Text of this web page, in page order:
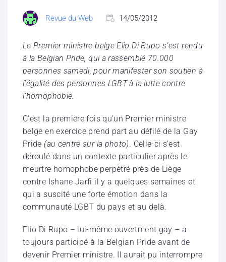
Hébergement solidaire
Revue du Web 14/05/2012
Le Premier ministre belge Elio Di Rupo s’est rendu
à la Belgian Pride, qui a rassemblé 70.000
personnes samedi, pour manifester son soutien à
l’égalité des personnes LGBT à la lutte contre
l’homophobie.
C’est la première fois qu’un Premier ministre
belge en exercice prend part au défilé de la Gay
Pride (au centre sur la photo). Celle-ci s’est
déroulé dans un contexte particulier après le
meurtre homophobe perpétré près de Liège
contre Ishane Jarfi il y a quelques semaines et
qui a suscité une forte émotion dans la
communauté LGBT du pays et au delà.
Elio Di Rupo – lui-même ouvertment gay – a
toujours participé à la Belgian Pride avant de
devenir Premier ministre. Il aurait pu interrompre